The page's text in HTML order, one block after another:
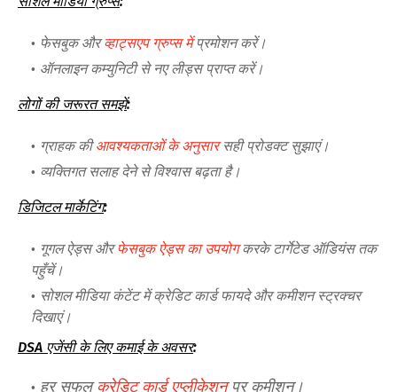
फेसबुक औरव्हाट्सएप ग्रुप्स मेंप्रमोशन करें।
ऑनलाइन कम्युनिटी से नए लीड्स प्राप्त करें।
लोगों की जरूरत समझें:
ग्राहक कीआवश्यकताओं के अनुसारसही प्रोडक्ट सुझाएं।
व्यक्तिगत सलाह देने से विश्वास बढ़ता है।
डिजिटल मार्केटिंग:
गूगल ऐड्स औरफेसबुक ऐड्स का उपयोगकरके टार्गेटेड ऑडियंस तक
पहुँचें।
सोशल मीडिया कंटेंट में क्रेडिट कार्ड फायदे और कमीशन स्ट्रक्चर
दिखाएं।
DSA एजेंसी के लिए कमाई के अवसर:
हर सफलक्रेडिट कार्ड एप्लीकेशनपर कमीशन।